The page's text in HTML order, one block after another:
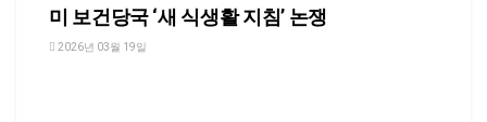
미 보건당국 ‘새 식생활 지침’ 논쟁
2026년 03월 19일